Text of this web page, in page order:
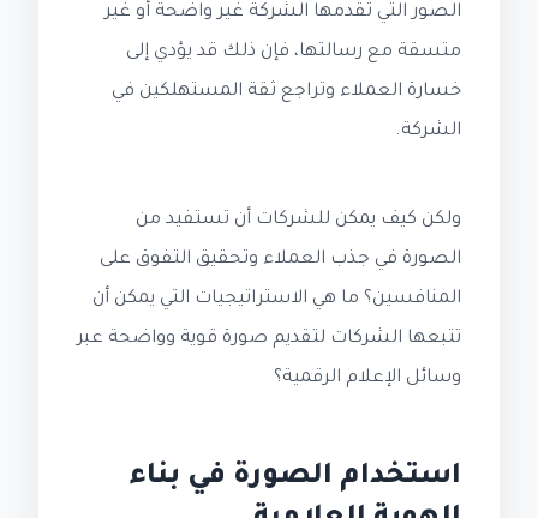
الصور التي تقدمها الشركة غير واضحة أو غير
متسقة مع رسالتها، فإن ذلك قد يؤدي إلى
خسارة العملاء وتراجع ثقة المستهلكين في
الشركة.
ولكن كيف يمكن للشركات أن تستفيد من
الصورة في جذب العملاء وتحقيق التفوق على
المنافسين؟ ما هي الاستراتيجيات التي يمكن أن
تتبعها الشركات لتقديم صورة قوية وواضحة عبر
وسائل الإعلام الرقمية؟
استخدام الصورة في بناء